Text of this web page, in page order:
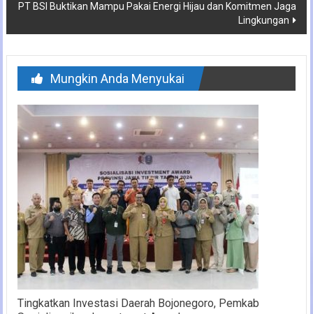
PT BSI Buktikan Mampu Pakai Energi Hijau dan Komitmen Jaga
Lingkungan
Mungkin Anda Menyukai
Tingkatkan Investasi Daerah Bojonegoro, Pemkab